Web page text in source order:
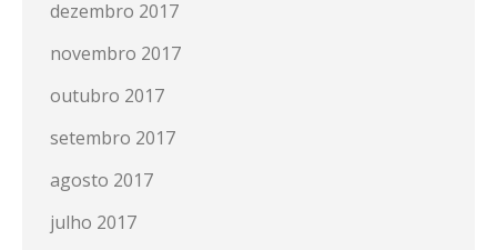
dezembro 2017
novembro 2017
outubro 2017
setembro 2017
agosto 2017
julho 2017